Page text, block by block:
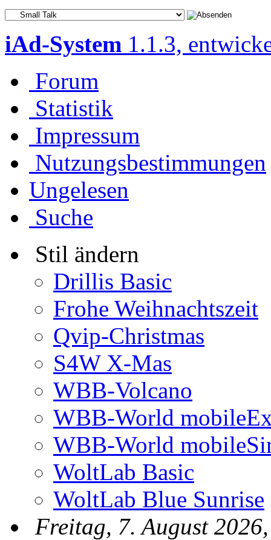
iAd-System 1.1.3,
Forum
Statistik
Impressum
Nutzungsbestimmungen
Ungelesen
Suche
Stil ändern
Drillis Basic
Frohe Weihnachtszeit
Qvip-Christmas
S4W X-Mas
WBB-Volcano
WBB-World
WBB-World
WoltLab Basic
WoltLab Blue Sunrise
Freitag, 7. August